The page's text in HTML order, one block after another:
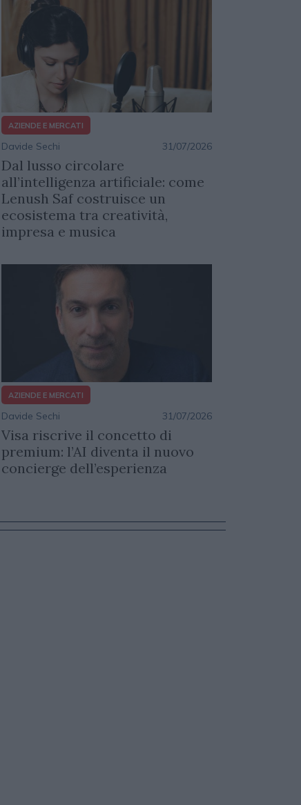
AZIENDE E MERCATI
Davide Sechi 31/07/2026
Dal lusso circolare
all’intelligenza artificiale: come
Lenush Saf costruisce un
ecosistema tra creatività,
impresa e musica
AZIENDE E MERCATI
Davide Sechi 31/07/2026
Visa riscrive il concetto di
premium: l’AI diventa il nuovo
concierge dell’esperienza